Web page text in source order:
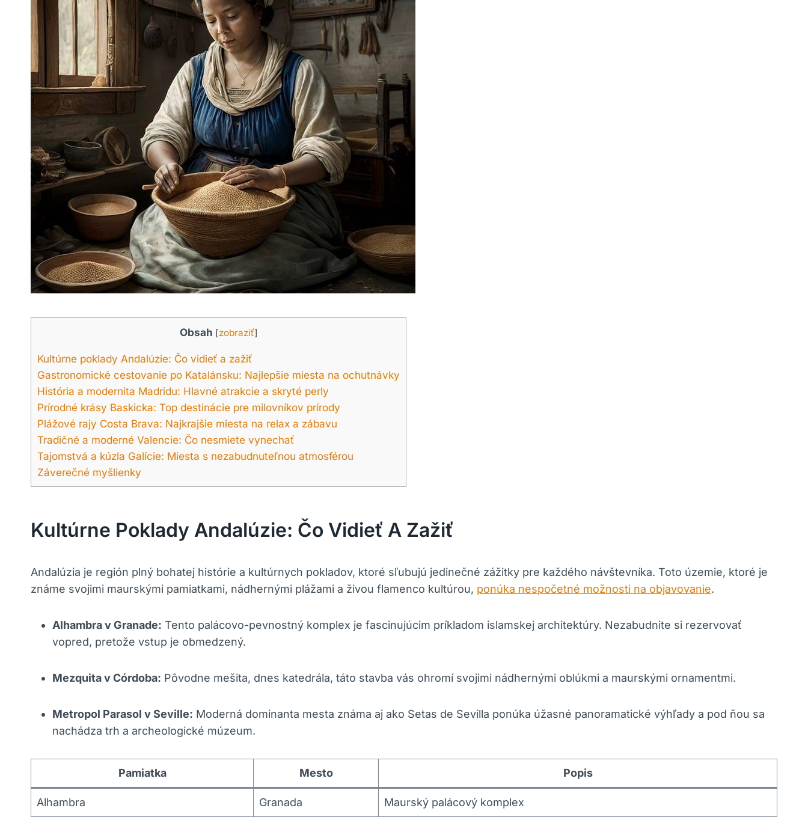
Obsah [zobraziť]
Kultúrne poklady Andalúzie: Čo vidieť a zažiť
Gastronomické cestovanie po Katalánsku: Najlepšie miesta na ochutnávky
História a modernita Madridu: Hlavné atrakcie a skryté perly
Prírodné krásy Baskicka: Top destinácie pre milovníkov prírody
Plážové rajy Costa Brava: Najkrajšie miesta na relax a zábavu
Tradičné a moderné Valencie: Čo nesmiete vynechať
Tajomstvá a kúzla Galície: Miesta s nezabudnuteľnou atmosférou
Záverečné myšlienky
Kultúrne Poklady Andalúzie: Čo Vidieť A Zažiť
Andalúzia je región plný bohatej histórie a kultúrnych pokladov, ktoré sľubujú jedinečné zážitky pre každého návštevníka. Toto územie, ktoré je
známe svojimi maurskými pamiatkami, nádhernými plážami a živou flamenco kultúrou, ponúka nespočetné možnosti na objavovanie.
Alhambra v Granade: Tento palácovo-pevnostný komplex je fascinujúcim príkladom islamskej architektúry. Nezabudnite si rezervovať
vopred, pretože vstup je obmedzený.
Mezquita v Córdoba: Pôvodne mešita, dnes katedrála, táto stavba vás ohromí svojimi nádhernými oblúkmi a maurskými ornamentmi.
Metropol Parasol v Seville: Moderná dominanta mesta známa aj ako Setas de Sevilla ponúka úžasné panoramatické výhľady a pod ňou sa
nachádza trh a archeologické múzeum.
Pamiatka Mesto Popis
Alhambra Granada Maurský palácový komplex